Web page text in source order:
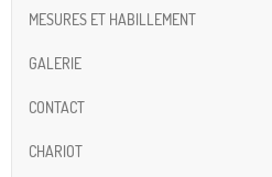
MESURES ET HABILLEMENT
GALERIE
CONTACT
CHARIOT